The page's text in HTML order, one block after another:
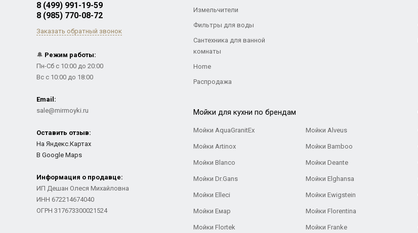
8 (499) 991-19-59
8 (985) 770-08-72
Заказать обратный звонок
🔔 Режим работы:
Пн-Сб с 10:00 до 20:00
Вс с 10:00 до 18:00
Email:
sale@mirmoyki.ru
Оставить отзыв:
На Яндекс.Картах
В Google Maps
Информация о продавце:
ИП Дешан Олеся Михайловна
ИНН 672214674040
ОГРН 317673300021524
Измельчители
Фильтры для воды
Сантехника для ванной
комнаты
Home
Распродажа
Мойки для кухни по брендам
Мойки AquaGranitEx Мойки Alveus
Мойки Artinox Мойки Bamboo
Мойки Blanco Мойки Deante
Мойки Dr.Gans Мойки Elghansa
Мойки Elleci Мойки Ewigstein
Мойки Емар Мойки Florentina
Мойки Flortek Мойки Franke